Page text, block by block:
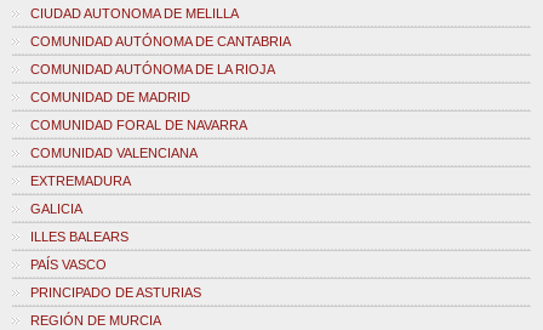
CIUDAD AUTONOMA DE MELILLA
COMUNIDAD AUTÓNOMA DE CANTABRIA
COMUNIDAD AUTÓNOMA DE LA RIOJA
COMUNIDAD DE MADRID
COMUNIDAD FORAL DE NAVARRA
COMUNIDAD VALENCIANA
EXTREMADURA
GALICIA
ILLES BALEARS
PAÍS VASCO
PRINCIPADO DE ASTURIAS
REGIÓN DE MURCIA